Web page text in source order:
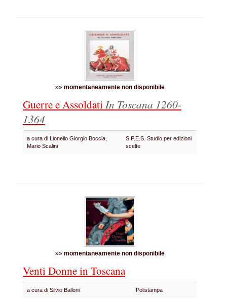
»» momentaneamente non disponibile
Guerre e AssoldatiIn Toscana 1260-
1364
a cura di Lionello Giorgio Boccia,
Mario Scalini
S.P.E.S. Studio per edizioni
scelte
»» momentaneamente non disponibile
Venti Donne in Toscana
a cura di Silvio Balloni Polistampa